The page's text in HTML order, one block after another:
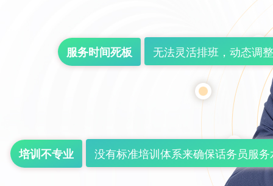
服务时间死板 无法灵活排班，动态调
培训不专业 没有标准培训体系来确保话务员服务